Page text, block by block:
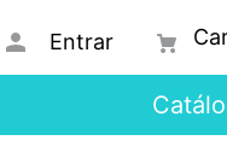
Entrar